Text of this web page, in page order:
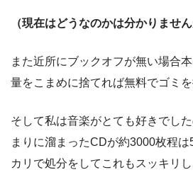
（現在はどうなのかは分かりません
また近所にブックオフが無い場合
量をこまめに捨てれば無料でゴミ
そして私は音楽がとても好きでし
まりに溜まったCDが約3000枚程
カリで処分をしてこれもスッキリし